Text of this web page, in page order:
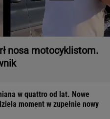
nosa motocyklistom.
w quattro od lat. Nowe
moment w zupełnie nowy